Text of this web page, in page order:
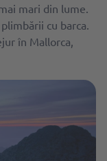
mari din lume.
cu barca.
în Mallorca,